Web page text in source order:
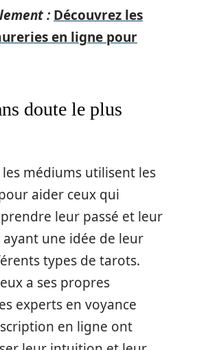
: Découvrez les
en ligne pour
doute le plus
médiums utilisent les
aider ceux qui
leur passé et leur
une idée de leur
types de tarots.
a ses propres
experts en voyance
en ligne ont